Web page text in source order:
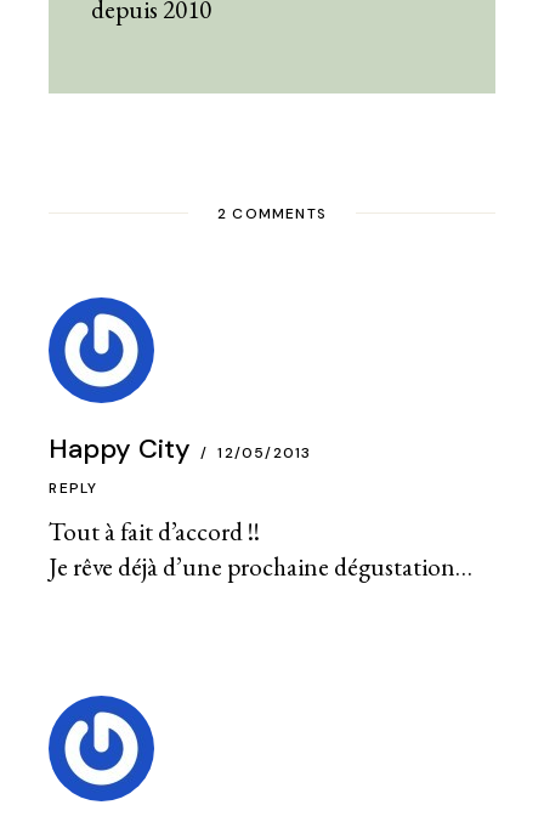
depuis 2010
2 COMMENTS
Happy City 12/05/2013
Tout à fait d’accord !!
Je rêve déjà d’une prochaine dégustation…
REPLY